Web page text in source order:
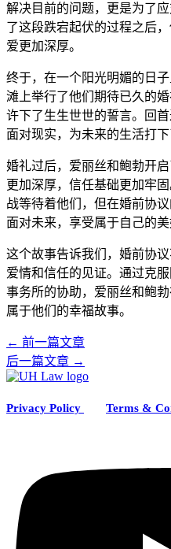
解决目前的问题，更是为了
了这段跌宕起伏的过程之后
爱更加深厚。
终于，在一个阳光明媚的日
滩上举行了他们期待已久的
许下了生生世世的誓言。回
面对现实，为未来的生活打下
婚礼过后，爱丽丝和鲍勃开
更加深厚，信任基础更加牢
战等待着他们，但在婚前协
面对未来，享受属于自己的美
这个故事告诉我们，婚前协
爱情和信任的见证。通过克
事务所的协助，爱丽丝和鲍
属于他们的幸福故事。
← 前一篇文章
后一篇文章 →
Privacy Policy Terms &